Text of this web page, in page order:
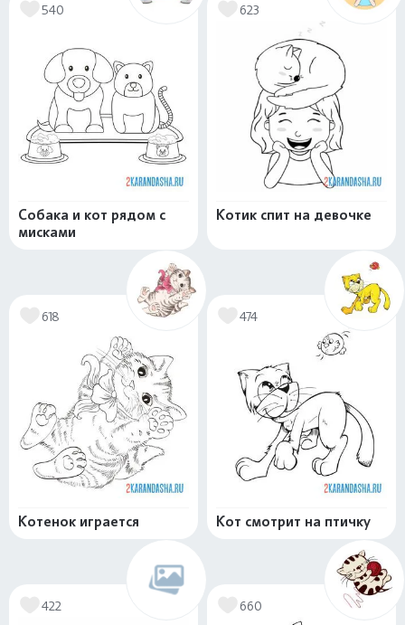
540
Собака и кот рядом с
мисками
623
Котик спит на девочке
618
Котенок играется
474
Кот смотрит на птичку
422 660